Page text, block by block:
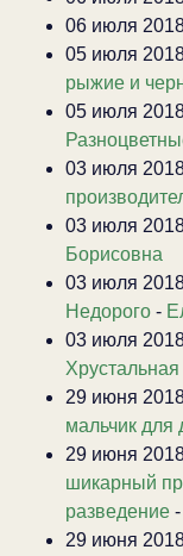
06 июля
05 июля
рыжие и
05 июля
03 июля
03 июля
Борисовна
03 июля
Недорого -
03 июля
Хрустальная
29 июня
мальчик для
29 июня
шикарный
разведение -
29 июня